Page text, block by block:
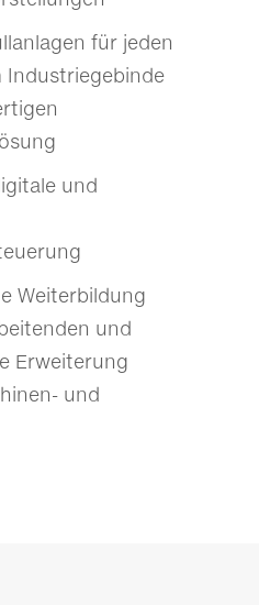
für jeden
Industriegebinde
und
Weiterbildung
und
Erweiterung
und